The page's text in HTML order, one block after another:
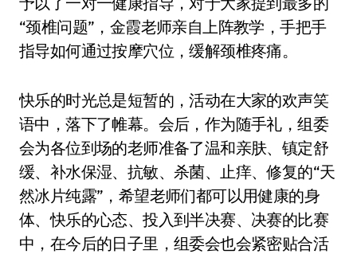
“颈椎问题”，金霞老师亲自上阵教学，手把手
指导如何通过按摩穴位，缓解颈椎疼痛。
快乐的时光总是短暂的，活动在大家的欢声笑
语中，落下了帷幕。会后，作为随手礼，组委
会为各位到场的老师准备了温和亲肤、镇定舒
缓、补水保湿、抗敏、杀菌、止痒、修复的“天
然冰片纯露”，希望老师们都可以用健康的身
体、快乐的心态、投入到半决赛、决赛的比赛
中，在今后的日子里，组委会也会紧密贴合活